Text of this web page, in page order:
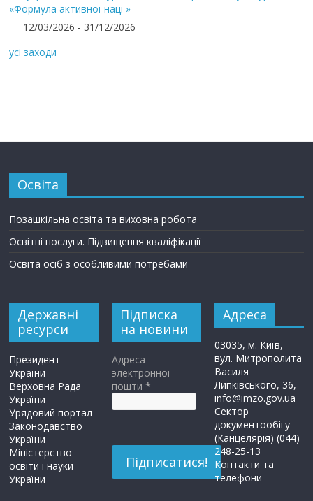
«Формула активної нації»
12/03/2026 - 31/12/2026
усі заходи
Освіта
Позашкільна освіта та виховна робота
Освітні послуги. Підвищення кваліфікації
Освіта осіб з особливими потребами
Державні
ресурси
Президент
України
Верховна Рада
України
Урядовий портал
Законодавство
України
Міністерство
освіти і науки
України
Підписка
на новини
Адреса
электронної
пошти*
Адреса
03035, м. Київ,
вул. Митрополита
Василя
Липківського, 36,
info@imzo.gov.ua
Сектор
документообігу
(Канцелярія) (044)
248-25-13
Контакти та
телефони